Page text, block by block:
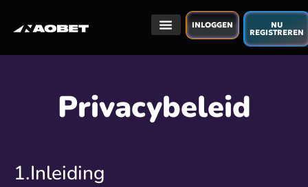
INLOGGEN NU
REGISTREREN
Privacybeleid
1.Inleiding